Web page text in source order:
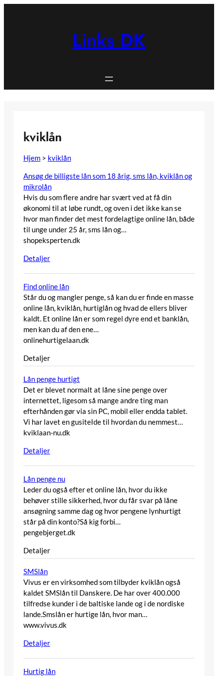
Links DK
kviklån
Hjem > kviklån
Ansøg de billigste lån som 18 årig, sms lån, kviklån og
mikrolån
Hvis du som flere andre har svært ved at få din
økonomi til at løbe rundt, og oven i det ikke kan se
hvor man finder det mest fordelagtige online lån, både
til unge under 25 år, sms lån og…
shopeksperten.dk
Detaljer
Find online lån
Står du og mangler penge, så kan du er finde en masse
online lån, kviklån, hurtiglån og hvad de ellers bliver
kaldt. Et online lån er som regel dyre end et banklån,
men kan du af den ene…
onlinehurtigelaan.dk
Detaljer
Lån penge hurtigt
Det er blevet normalt at låne sine penge over
internettet, ligesom så mange andre ting man
efterhånden gør via sin PC, mobil eller endda tablet.
Vi har lavet en gusiteIde til hvordan du nemmest…
kviklaan-nu.dk
Detaljer
Lån penge nu
Leder du også efter et online lån, hvor du ikke
behøver stille sikkerhed, hvor du får svar på låne
ansøgning samme dag og hvor pengene lynhurtigt
står på din konto?Så kig forbi…
pengebjerget.dk
Detaljer
SMSlån
Vivus er en virksomhed som tilbyder kviklån også
kaldet SMSlån til Danskere. De har over 400.000
tilfredse kunder i de baltiske lande og i de nordiske
lande.Smslån er hurtige lån, hvor man…
www.vivus.dk
Detaljer
Hurtig lån